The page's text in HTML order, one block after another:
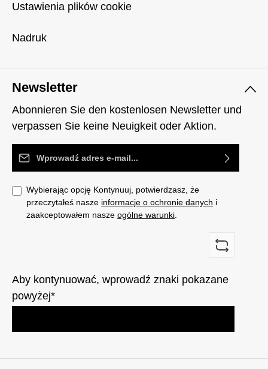
Newsletter
Abonnieren Sie den kostenlosen Newsletter und
verpassen Sie keine Neuigkeit oder Aktion.
Adres e-mail*
Wybierając opcję Kontynuuj, potwierdzasz, że
przeczytałeś nasze informacje o ochronie danych i
zaakceptowałem nasze ogólne warunki
Aby kontynuować, wprowadź znaki pokazane
powyżej*
Ustawienia plików cookie
Nadruk